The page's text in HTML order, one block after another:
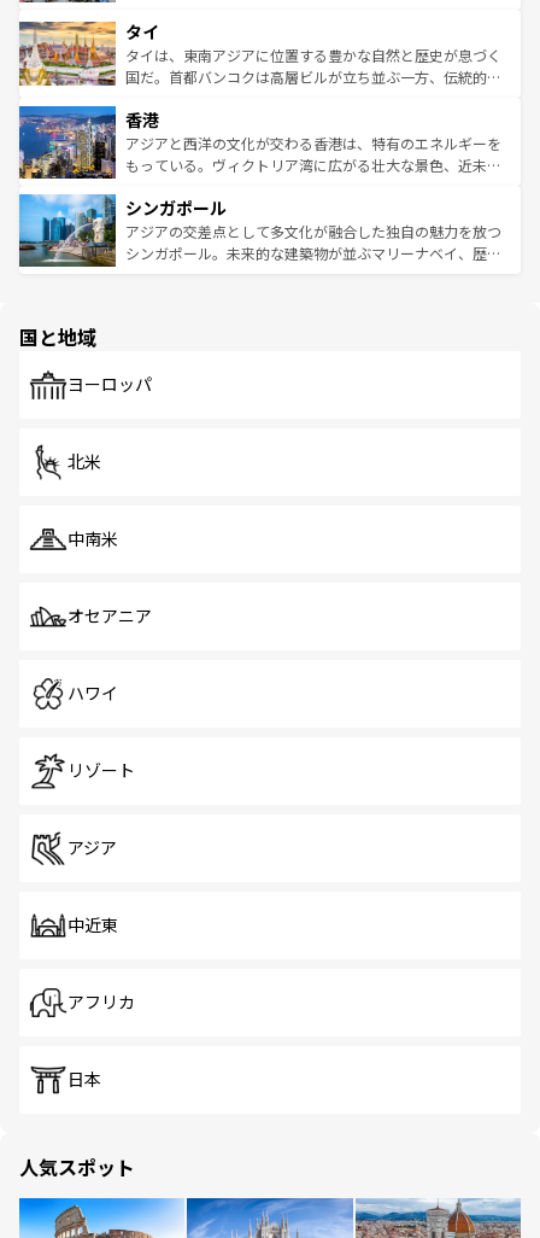
リティに包まれながら、韓国の多彩な魅力を心ゆくまで味
わってみてほしい。 なお、新着の韓国情報はコンテンツ一
覧を参照してほしい。
急速な発展と共に伝統が息づく。ハノイの古い町並みやホ
ーチミン市のフランス統治時代の建物も、独特の雰囲気を
醸し出している。また、バラエティの豊かさとおいしさで
とつ。フォーやバインミー、ベトナムコーヒーなどは、ぜ
ひ現地で味わいたい。どの地域を訪れてもあたたかい人々
が旅行者を迎えてくれるので、きっと忘れられない旅にな
参照してほしい。
タイ
タイは、東南アジアに位置する豊かな自然と歴史が息づく
国だ。首都バンコクは高層ビルが立ち並ぶ一方、伝統的な
の活気が交差している。北部ではチェンマイなどの山岳地
帯で自然と触れ合い、南部ではプーケットやクラビの美し
いビーチでリゾート気分を楽しむことができる。タイ料理
激する。気候は一年中温暖で、どの季節にも異なる楽しみ
が待っている。親しみやすいタイの人々、仏教を中心とし
た文化、そして多様な観光資源が、訪れる旅人を魅了し続
香港
アジアと西洋の文化が交わる香港は、特有のエネルギーを
もっている。ヴィクトリア湾に広がる壮大な景色、近未来
み、どこを訪れても感動するはず。観光スポットが密集し
ており、効率よく見どころを回れるのも魅力。息をのむよ
うな絶景から文化的な体験まで、香港を存分に楽しみ尽く
シンガポール
アジアの交差点として多文化が融合した独自の魅力を放つ
シンガポール。未来的な建築物が並ぶマリーナベイ、歴史
で、ホーカーズは地元の風情を楽しめる外せないスポット
国と地域
ヨーロッパ
北米
中南米
オセアニア
ハワイ
リゾート
アジア
中近東
アフリカ
日本
人気スポット